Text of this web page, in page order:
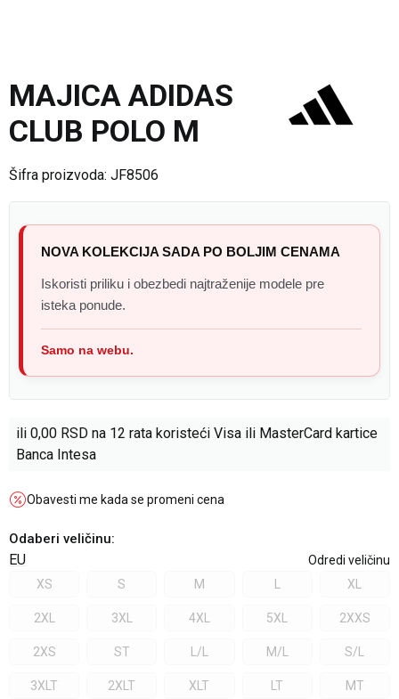
MAJICA ADIDAS
CLUB POLO M
Šifra proizvoda: JF8506
NOVA KOLEKCIJA SADA PO BOLJIM CENAMA
Iskoristi priliku i obezbedi najtraženije modele pre
isteka ponude.
Samo na webu.
ili 0,00 RSD na 12 rata koristeći Visa ili MasterCard kartice
Banca Intesa
Obavesti me kada se promeni cena
Odaberi veličinu:
EU
Odredi veličinu
XS
S M XL
2XL 3XL 4XL 5XL 2XXS
2XS ST L/L M/L S/L
3XLT 2XLT XLT LT MT